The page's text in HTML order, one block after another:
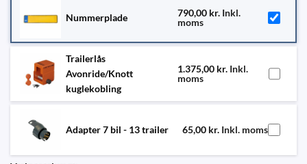
Nummerplade 790,00 kr.Inkl.
moms
Trailerlås
Avonride/Knott
kuglekobling
1.375,00 kr.Inkl.
moms
Adapter 7 bil - 13 trailer 65,00 kr. Inkl. moms